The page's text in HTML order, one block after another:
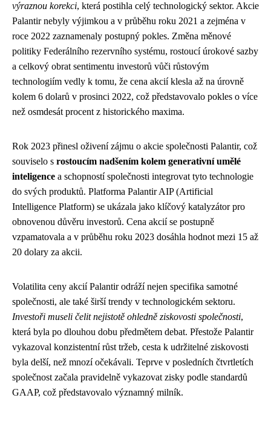
výraznou korekci, která postihla celý technologický sektor. Akcie
Palantir nebyly výjimkou a v průběhu roku 2021 a zejména v
roce 2022 zaznamenaly postupný pokles. Změna měnové
politiky Federálního rezervního systému, rostoucí úrokové sazby
a celkový obrat sentimentu investorů vůči růstovým
technologiím vedly k tomu, že cena akcií klesla až na úrovně
kolem 6 dolarů v prosinci 2022, což představovalo pokles o více
než osmdesát procent z historického maxima.
Rok 2023 přinesl oživení zájmu o akcie společnosti Palantir, což
souviselo s rostoucím nadšením kolem generativní umělé
inteligence a schopností společnosti integrovat tyto technologie
do svých produktů. Platforma Palantir AIP (Artificial
Intelligence Platform) se ukázala jako klíčový katalyzátor pro
obnovenou důvěru investorů. Cena akcií se postupně
vzpamatovala a v průběhu roku 2023 dosáhla hodnot mezi 15 až
20 dolary za akcii.
Volatilita ceny akcií Palantir odráží nejen specifika samotné
společnosti, ale také širší trendy v technologickém sektoru.
Investoři museli čelit nejistotě ohledně ziskovosti společnosti,
která byla po dlouhou dobu předmětem debat. Přestože Palantir
vykazoval konzistentní růst tržeb, cesta k udržitelné ziskovosti
byla delší, než mnozí očekávali. Teprve v posledních čtvrtletích
společnost začala pravidelně vykazovat zisky podle standardů
GAAP, což představovalo významný milník.